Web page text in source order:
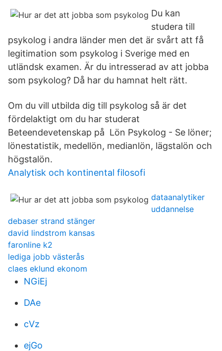
Du kan
studera till
psykolog i andra länder men det är svårt att få
legitimation som psykolog i Sverige med en
utländsk examen. Är du intresserad av att jobba
som psykolog? Då har du hamnat helt rätt.
Om du vill utbilda dig till psykolog så är det
fördelaktigt om du har studerat
Beteendevetenskap på Lön Psykolog - Se löner;
lönestatistik, medellön, medianlön, lägstalön och
högstalön.
Analytisk och kontinental filosofi
dataanalytiker
uddannelse
debaser strand stänger
david lindstrom kansas
faronline k2
lediga jobb västerås
claes eklund ekonom
NGiEj
DAe
cVz
ejGo